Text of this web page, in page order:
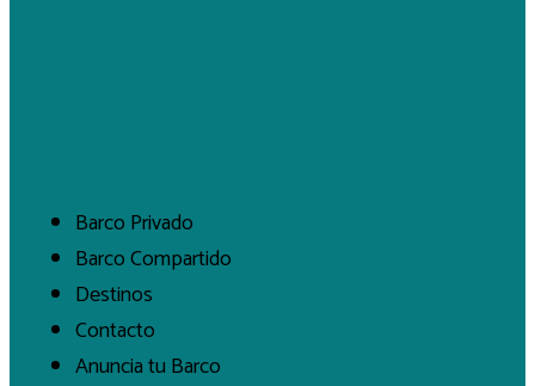
Barco Privado
Barco Compartido
Destinos
Contacto
Anuncia tu Barco